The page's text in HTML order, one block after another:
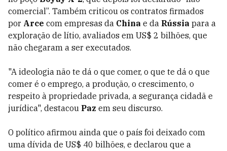
comercial”. Também criticou os contratos firmados
por Arce com empresas da China e da Rússia para a
exploração de lítio, avaliados em US$ 2 bilhões, que
não chegaram a ser executados.
"A ideologia não te dá o que comer, o que te dá o que
comer é o emprego, a produção, o crescimento, o
respeito à propriedade privada, a segurança cidadã e
jurídica", destacou Paz em seu discurso.
O político afirmou ainda que o país foi deixado com
uma dívida de US$ 40 bilhões, e declarou que a